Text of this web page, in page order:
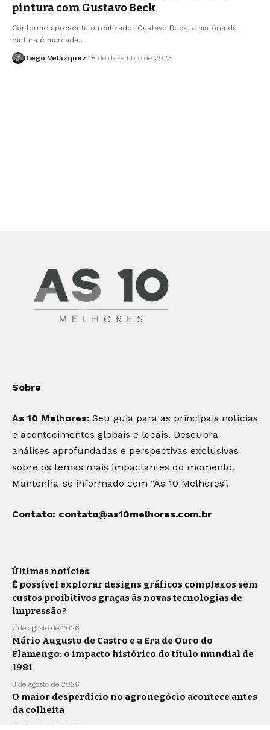
pintura com Gustavo Beck
Conforme apresenta o realizador Gustavo Beck, a história da
pintura é marcada…
Diego Velázquez 18 de dezembro de 2023
Sobre
As 10 Melhores: Seu guia para as principais notícias
e acontecimentos globais e locais. Descubra
análises aprofundadas e perspectivas exclusivas
sobre os temas mais impactantes do momento.
Mantenha-se informado com “As 10 Melhores”.
Contato: contato@as10melhores.com.br
Últimas notícias
É possível explorar designs gráficos complexos sem
custos proibitivos graças às novas tecnologias de
impressão?
7 de agosto de 2026
Mário Augusto de Castro e a Era de Ouro do
Flamengo: o impacto histórico do título mundial de
1981
3 de agosto de 2026
O maior desperdício no agronegócio acontece antes
da colheita
30 de julho de 2026